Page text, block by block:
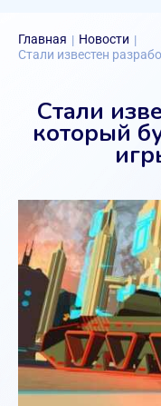
Главная | Новости |
Стали известен
Стали
который